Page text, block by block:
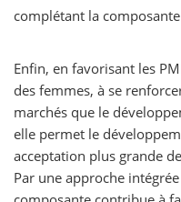
complétant la
Enfin, en favorisant les
des femmes, à se
marchés que le
elle permet le
acceptation plus grande
Par une approche